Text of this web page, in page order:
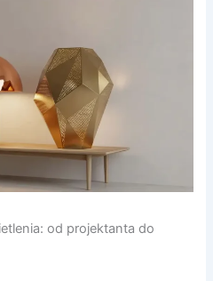
od projektanta do